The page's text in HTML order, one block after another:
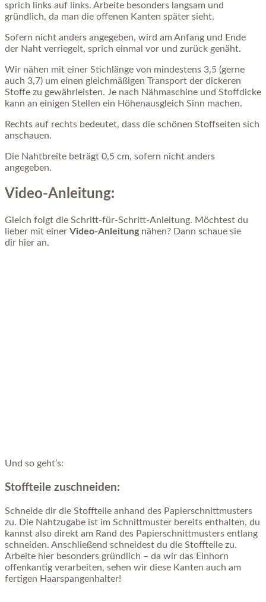
sprich links auf links. Arbeite besonders langsam und
gründlich, da man die offenen Kanten später sieht.
Sofern nicht anders angegeben, wird am Anfang und Ende
der Naht verriegelt, sprich einmal vor und zurück genäht.
Wir nähen mit einer Stichlänge von mindestens 3,5 (gerne
auch 3,7) um einen gleichmäßigen Transport der dickeren
Stoffe zu gewährleisten. Je nach Nähmaschine und Stoffdicke
kann an einigen Stellen ein Höhenausgleich Sinn machen.
Rechts auf rechts bedeutet, dass die schönen Stoffseiten sich
anschauen.
Die Nahtbreite beträgt 0,5 cm, sofern nicht anders
angegeben.
Video-Anleitung:
Gleich folgt die Schritt-für-Schritt-Anleitung. Möchtest du
lieber mit einer Video-Anleitungnähen? Dann schaue sie
dir hier an.
Und so geht’s:
Stoffteile zuschneiden:
Schneide dir die Stoffteile anhand des Papierschnittmusters
zu. Die Nahtzugabe ist im Schnittmuster bereits enthalten, du
kannst also direkt am Rand des Papierschnittmusters entlang
schneiden. Anschließend schneidest du die Stoffteile zu.
Arbeite hier besonders gründlich – da wir das Einhorn
offenkantig verarbeiten, sehen wir diese Kanten auch am
fertigen Haarspangenhalter!